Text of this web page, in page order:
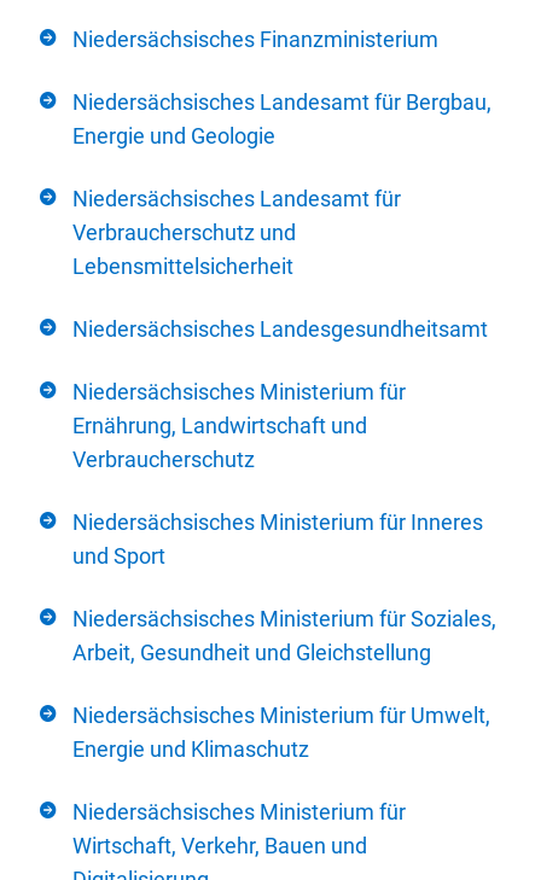
Niedersächsisches Finanzministerium
Niedersächsisches Landesamt für Bergbau,
Energie und Geologie
Niedersächsisches Landesamt für
Verbraucherschutz und
Lebensmittelsicherheit
Niedersächsisches Landesgesundheitsamt
Niedersächsisches Ministerium für
Ernährung, Landwirtschaft und
Verbraucherschutz
Niedersächsisches Ministerium für Inneres
und Sport
Niedersächsisches Ministerium für Soziales,
Arbeit, Gesundheit und Gleichstellung
Niedersächsisches Ministerium für Umwelt,
Energie und Klimaschutz
Niedersächsisches Ministerium für
Wirtschaft, Verkehr, Bauen und